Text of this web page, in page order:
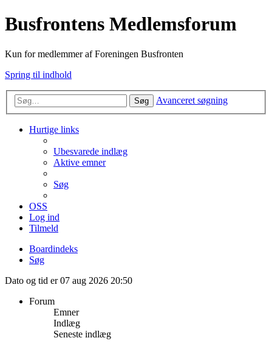
Busfrontens Medlemsforum
Kun for medlemmer af Foreningen Busfronten
Spring til indhold
Søg Avanceret søgning
Hurtige links
Ubesvarede indlæg
Aktive emner
Søg
OSS
Log ind
Tilmeld
Boardindeks
Søg
Dato og tid er 07 aug 2026 20:50
Forum
Emner
Indlæg
Seneste indlæg